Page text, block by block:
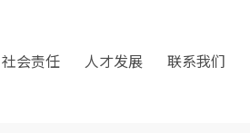
社会责任 人才发展 联系我们